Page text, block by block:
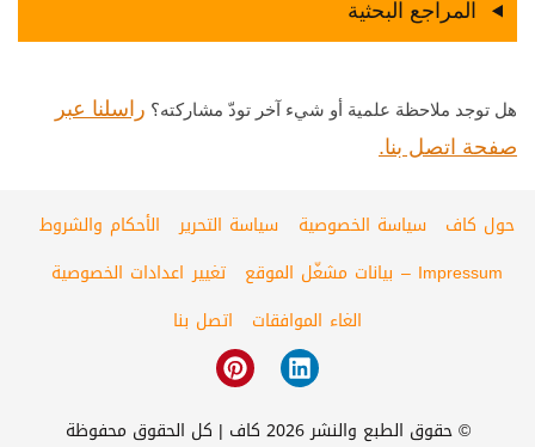
المراجع البحثية
هل توجد ملاحظة علمية أو شيء آخر تودّ مشاركته؟ راسلنا عبر
صفحة اتصل بنا.
© حقوق الطبع والنشر 2026 كاف | كل الحقوق محفوظة
حول كاف سياسة الخصوصية سياسة التحرير
الأحكام والشروط
Impressum – بيانات مشغّل الموقع
تغيير اعدادات الخصوصية
الغاء الموافقات
اتصل بنا